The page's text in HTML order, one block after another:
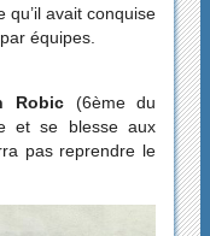
avait conquise
équipes.
Robic(6ème du
et se blesse aux
pas reprendre le